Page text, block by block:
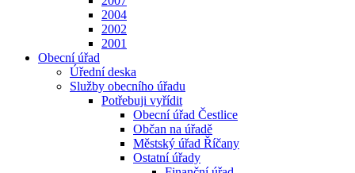
2004
2002
2001
Obecní úřad
Úřední deska
Služby obecního úřadu
Potřebuji vyřídit
Obecní úřad Čestlice
Občan na úřadě
Městský úřad Říčany
Ostatní úřady